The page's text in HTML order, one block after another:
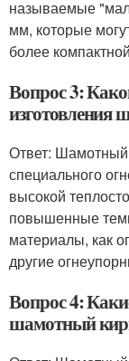
называемые
мм, которые
более
Вопрос 3:
изготовления
Ответ: Шамотный
специального
высокой
повышенные
материалы, как
другие
Вопрос 4:
шамотный